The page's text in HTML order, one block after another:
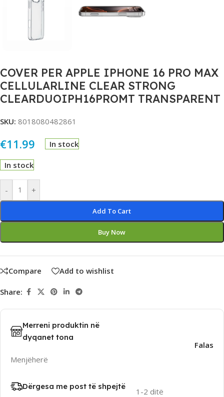
COVER PER APPLE IPHONE 16 PRO MAX
CELLULARLINE CLEAR STRONG
CLEARDUOIPH16PROMT TRANSPARENT
SKU: 8018080482861
€11.99 In stock
In stock
- +
Add To Cart
Buy Now
Alternative:
Compare Add to wishlist
Share:
Merreni produktin në
dyqanet tona
Menjëherë
Falas
Dërgesa me post të shpejtë
1-2 ditë